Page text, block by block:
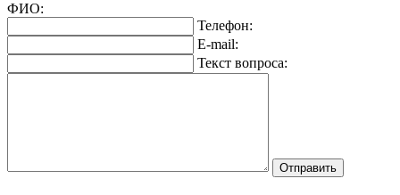
ФИО:
Телефон:
E-mail:
Текст вопроса: